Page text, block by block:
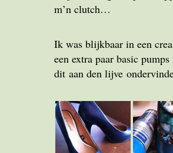
m’n clutch…
Ik was blijkbaar in een
een extra paar basic pumps
dit aan den lijve